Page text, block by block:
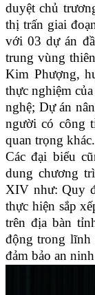
duyệt chủ
thị trấn giai
với 03 dự án
trung vùng
Kim Phượng,
thực nghiệm
nghệ; Dự án
người có công
quan trọng khác.
Các đại biểu
dung chương
XIV như: Quy
thực hiện sắp
trên địa bàn
động trong lĩnh
đảm bảo an